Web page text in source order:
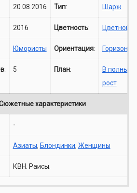
20.08.2016 Тип: Шарж
2016 Цветность: Цветной
Юмористы Ориентация:
: 5 План:
В полный
рост
характеристики
-
Азиаты, Блондинки, Женщины
КВН. Раисы.